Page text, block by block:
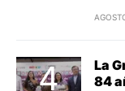
La
84